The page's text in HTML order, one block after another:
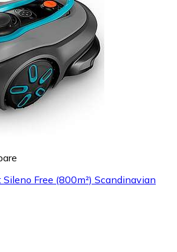
Sileno Free (800m²) Scandinavian